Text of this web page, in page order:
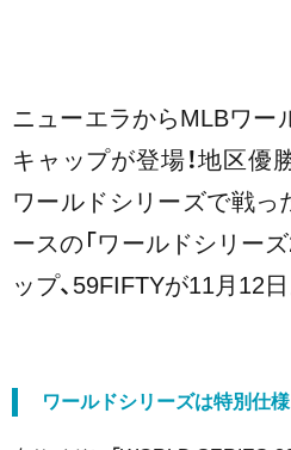
ニューエラからMLBワー
キャップが登場！地区優
ワールドシリーズで戦っ
ースの「ワールドシリー
ップ、59FIFTYが11月12
ワールドシリーズは特別仕様